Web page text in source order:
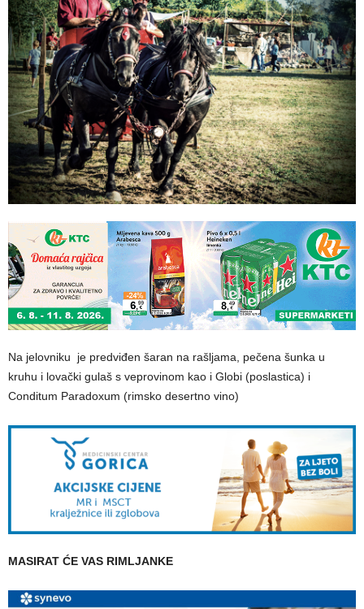
Na jelovniku
je predviđen šaran na rašljama, pečena šunka u
kruhu i lovački gulaš s veprovinom kao i Globi (poslastica) i
Conditum Paradoxum (rimsko desertno vino)
MASIRAT ĆE VAS RIMLJANKE